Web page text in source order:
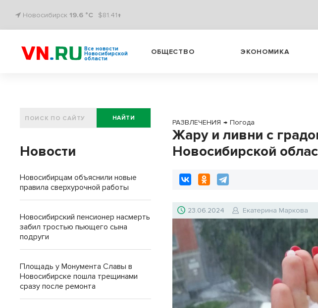
Новосибирск 19.6 °C $81.41↑
Все новости
Новосибирской
области
ОБЩЕСТВО ЭКОНОМИКА
РАЗВЛЕЧЕНИЯ → Погода
Жару и ливни с
Новосибирской
23.06.2024 Екатерина Маркова
НАЙТИ
Новости
Новосибирцам объяснили новые
правила сверхурочной работы
Новосибирский пенсионер насмерть
забил тростью пьющего сына
подруги
Площадь у Монумента Славы в
Новосибирске пошла трещинами
сразу после ремонта